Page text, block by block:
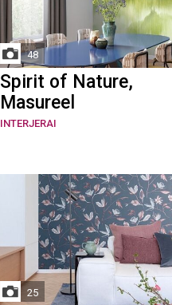
48
Spirit of Nature,
Masureel
INTERJERAI
25